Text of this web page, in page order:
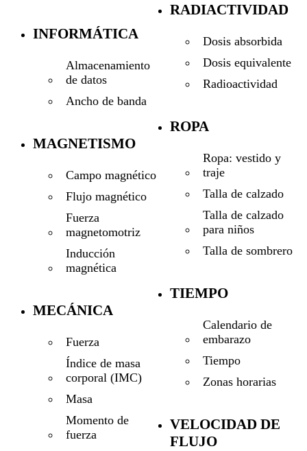
INFORMÁTICA
Almacenamiento
de datos
Ancho de banda
MAGNETISMO
Campo magnético
Flujo magnético
Fuerza
magnetomotriz
Inducción
magnética
MECÁNICA
Fuerza
Índice de masa
corporal (IMC)
Masa
Momento de
fuerza
RADIACTIVIDAD
Dosis absorbida
Dosis equivalente
Radioactividad
ROPA
Ropa: vestido y
traje
Talla de calzado
Talla de calzado
para niños
Talla de sombrero
TIEMPO
Calendario de
embarazo
Tiempo
Zonas horarias
VELOCIDAD DE
FLUJO